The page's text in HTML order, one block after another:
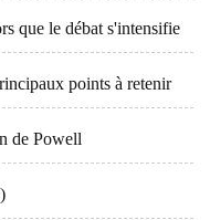
que le débat s'intensifie
points à retenir
de Powell